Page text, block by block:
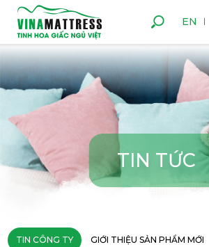
EN
TIN TỨC
TIN CÔNG TY GIỚI THIỆU SẢN PHẨM MỚI